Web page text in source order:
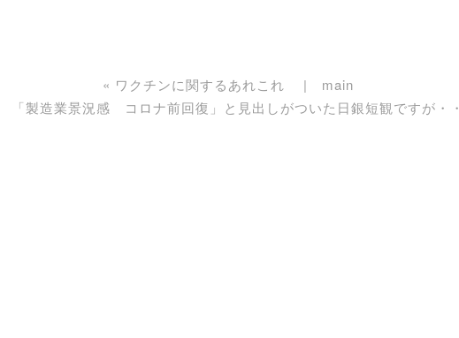
« ワクチンに関するあれこれ
main
「製造業景況感 コロナ前回復」と見出しがついた日銀短観ですが・・